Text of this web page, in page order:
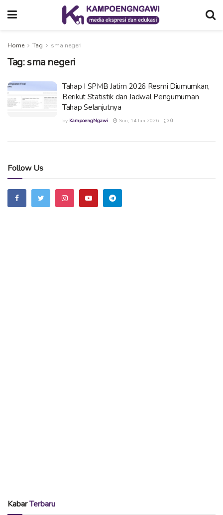
Home Tag sma negeri
Tag:sma negeri
Tahap I SPMB Jatim 2026 Resmi Diumumkan,
Berikut Statistik dan Jadwal Pengumuman
Tahap Selanjutnya
by KampoengNgawi Sun, 14 Jun 2026 0
Follow Us
KabarTerbaru